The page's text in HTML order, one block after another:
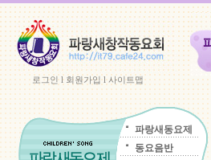
로그인l 회원가입l사이트맵
파랑새동요제
동요음반